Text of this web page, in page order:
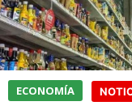
ECONOMÍA